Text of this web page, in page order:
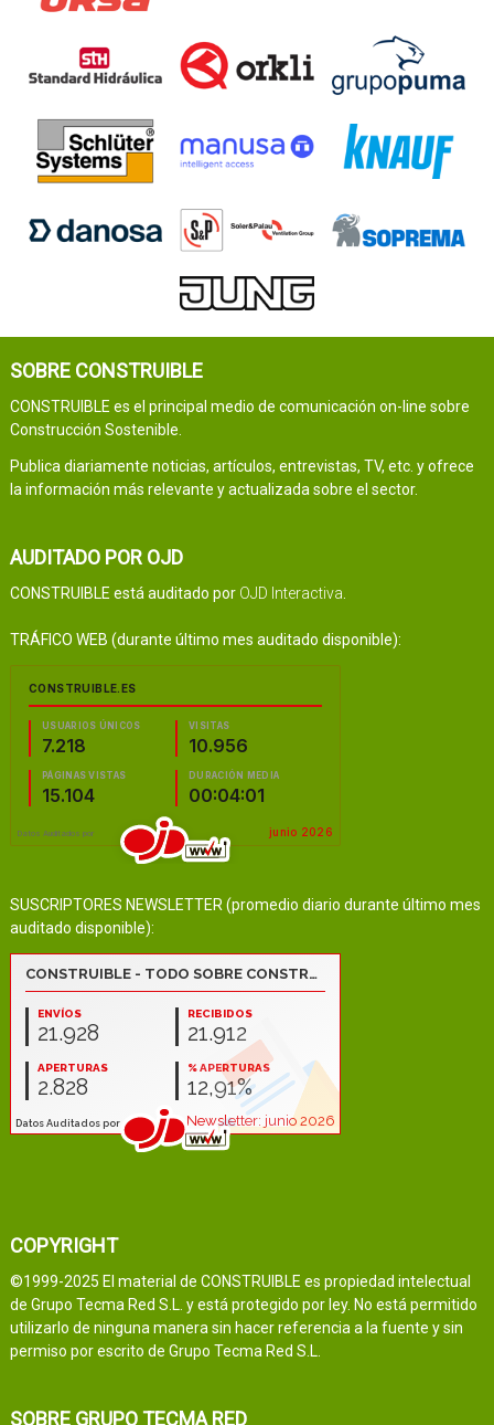
SOBRE CONSTRUIBLE
CONSTRUIBLE es el principal medio de comunicación on-line sobre
Construcción Sostenible.
Publica diariamente noticias, artículos, entrevistas, TV, etc. y ofrece
la información más relevante y actualizada sobre el sector.
AUDITADO POR OJD
CONSTRUIBLE está auditado por OJD Interactiva
TRÁFICO WEB (durante último mes auditado disponible):
SUSCRIPTORES NEWSLETTER (promedio diario durante último mes
auditado disponible):
COPYRIGHT
©1999-2025 El material de CONSTRUIBLE es propiedad intelectual
de Grupo Tecma Red S.L. y está protegido por ley. No está permitido
utilizarlo de ninguna manera sin hacer referencia a la fuente y sin
permiso por escrito de Grupo Tecma Red S.L.
SOBRE GRUPO TECMA RED